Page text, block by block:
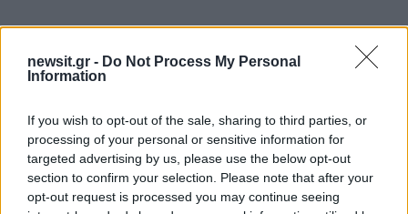
newsit.gr - Do Not Process My Personal
Information
If you wish to opt-out of the sale, sharing to third parties, or
processing of your personal or sensitive information for
targeted advertising by us, please use the below opt-out
section to confirm your selection. Please note that after your
opt-out request is processed you may continue seeing
•Λ. Αλεξάνδρας
•Μιχαλακοπούλου